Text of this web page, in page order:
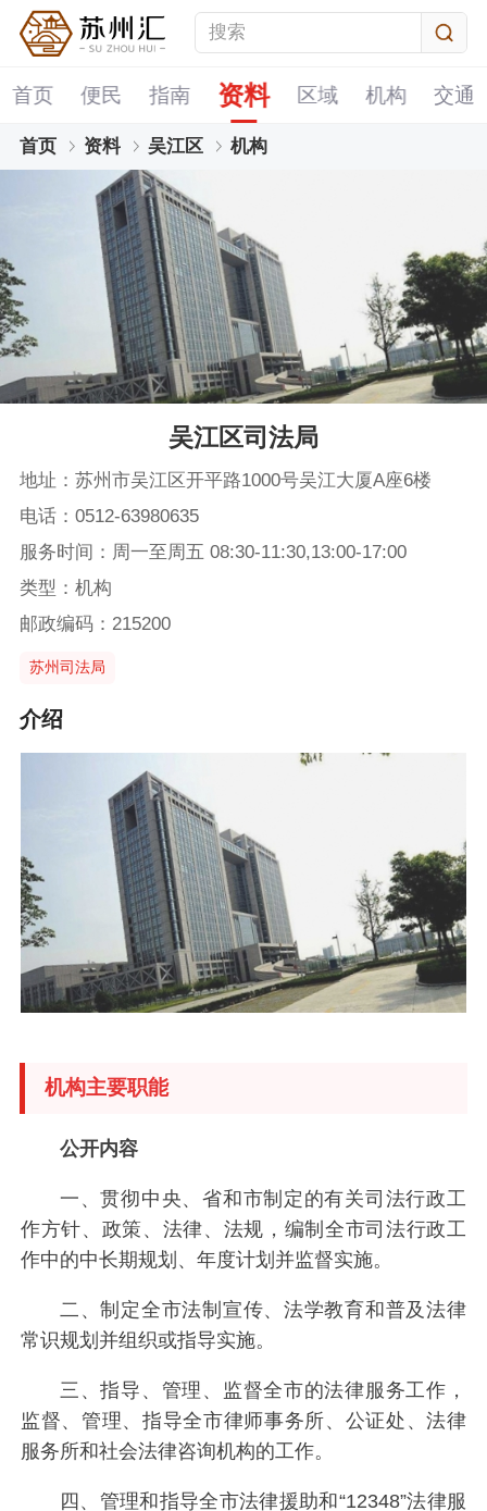
首页 便民 指南 资料 区域 机构 交通
首页 资料 吴江区 机构
吴江区司法局
地址：苏州市吴江区开平路1000号吴江大厦A座6楼
电话：0512-63980635
服务时间：周一至周五 08:30-11:30,13:00-17:00
类型：机构
邮政编码：215200
苏州司法局
介绍
机构主要职能
公开内容
一、贯彻中央、省和市制定的有关司法行政工
作方针、政策、法律、法规，编制全市司法行政工
作中的中长期规划、年度计划并监督实施。
二、制定全市法制宣传、法学教育和普及法律
常识规划并组织或指导实施。
三、指导、管理、监督全市的法律服务工作，
监督、管理、指导全市律师事务所、公证处、法律
服务所和社会法律咨询机构的工作。
四、管理和指导全市法律援助和“12348”法律服